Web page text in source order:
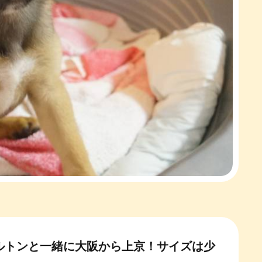
トンと一緒に大阪から上京！サイズは少